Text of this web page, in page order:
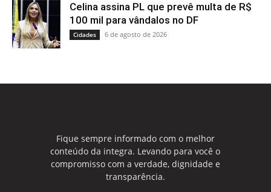
Celina assina PL que prevê multa de R$
100 mil para vândalos no DF
Cidades 6 de agosto de 2026
Fique sempre informado com o melhor
conteúdo da integra. Levando para você o
compromisso com a verdade, dignidade e
transparência.